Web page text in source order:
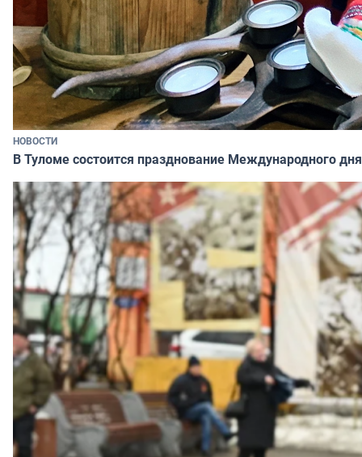
НОВОСТИ
В Туломе состоится празднование Международного